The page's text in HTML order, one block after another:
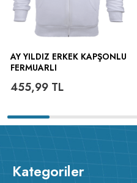
AY YILDIZ ERKEK KAPŞONLU
FERMUARLI
455,99 TL
Kategoriler